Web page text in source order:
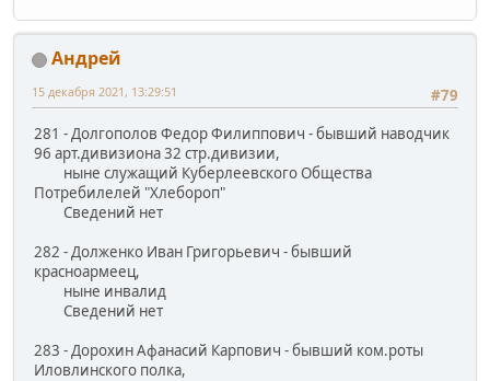
Андрей
#79
15 декабря 2021, 13:29:51
281 - Долгополов Федор Филиппович - бывший наводчик
96 арт.дивизиона 32 стр.дивизии,
ныне служащий Куберлеевского Общества
Потребилелей "Хлебороп"
Сведений нет
282 - Долженко Иван Григорьевич - бывший
красноармеец,
ныне инвалид
Сведений нет
283 - Дорохин Афанасий Карпович - бывший ком.роты
Иловлинского полка,